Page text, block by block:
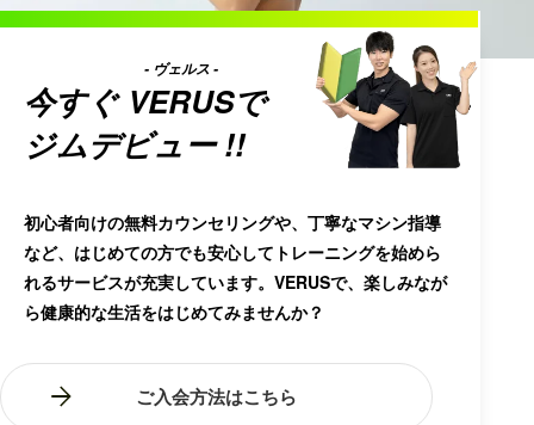
今すぐ VERUS
- ヴェルス -
で
ジムデビュー !!
初心者向けの無料カウンセリングや、丁寧なマシン指導
など、はじめての方でも安心してトレーニングを始めら
れるサービスが充実しています。VERUSで、楽しみなが
ら健康的な生活をはじめてみませんか？
ご入会方法はこちら